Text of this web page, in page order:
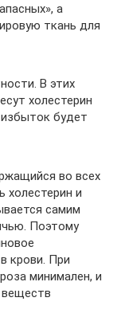
а
ткань для
В этих
холестерин
будет
во всех
и
самим
Поэтому
крови. При
минимален, и
веществ